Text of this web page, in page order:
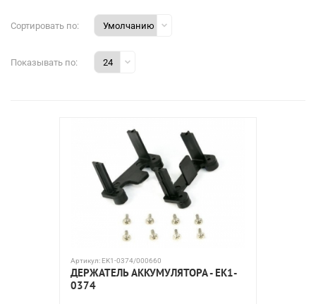
Сортировать по:
Показывать по:
Артикул: EK1-0374/000660
ДЕРЖАТЕЛЬ АККУМУЛЯТОРА - EK1-
0374